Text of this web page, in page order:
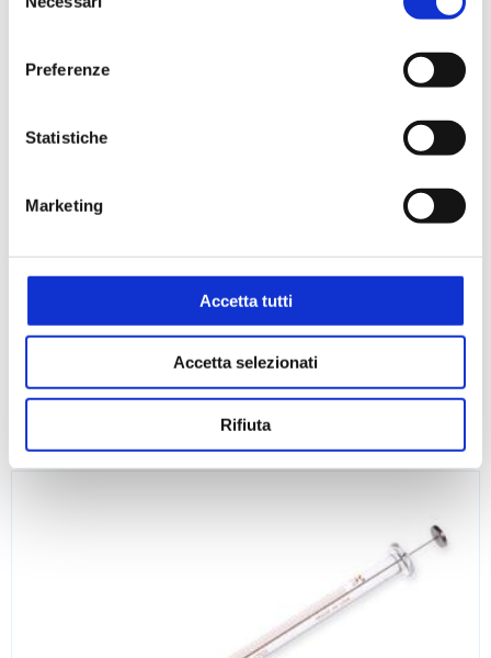
del
Preferenze
Statistiche
Marketing
Accetta tutti
Accetta selezionati
Rifiuta
Siringhe per GC - Autocampionatori